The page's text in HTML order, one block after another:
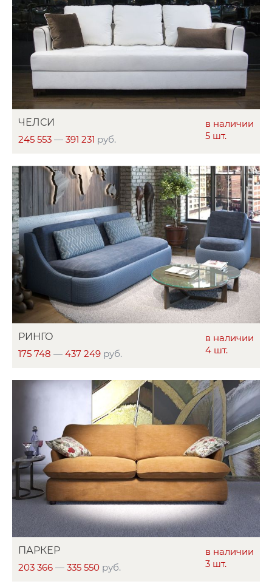
в наличии
5 шт.
ЧЕЛСИ
245 553 — 391 231 руб.
в наличии
4 шт.
РИНГО
175 748 — 437 249 руб.
в наличии
3 шт.
ПАРКЕР
203 366 — 335 550 руб.